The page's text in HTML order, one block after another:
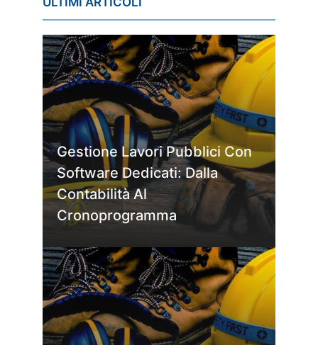
Gestione Lavori Pubblici Con
Software Dedicati: Dalla
Contabilità Al
Cronoprogramma